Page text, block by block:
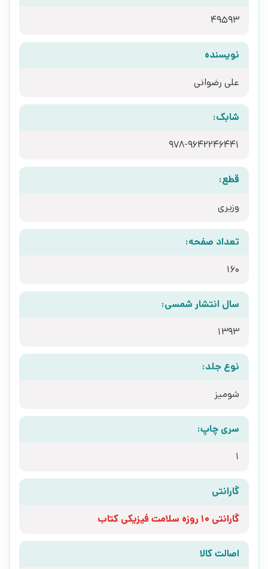
49593
نویسنده
علی رضوانی
شابک:
978-9642246441
قطع:
وزیری
تعداد صفحه:
160
سال انتشار شمسی:
1393
نوع جلد:
شومیز
سری چاپ:
1
گارانتی
گارانتی 10 روزه سلامت فیزیکی کتاب
اصالت کالا